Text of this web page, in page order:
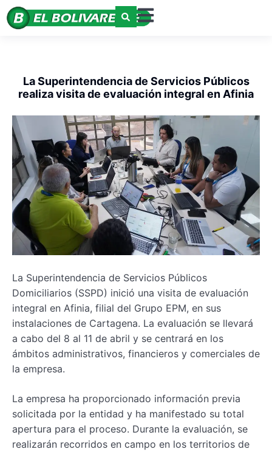
La Superintendencia de Servicios Públicos
realiza visita de evaluación integral en Afinia
La Superintendencia de Servicios Públicos
Domiciliarios (SSPD) inició una visita de evaluación
integral en Afinia, filial del Grupo EPM, en sus
instalaciones de Cartagena. La evaluación se llevará
a cabo del 8 al 11 de abril y se centrará en los
ámbitos administrativos, financieros y comerciales de
la empresa.
La empresa ha proporcionado información previa
solicitada por la entidad y ha manifestado su total
apertura para el proceso. Durante la evaluación, se
realizarán recorridos en campo en los territorios de